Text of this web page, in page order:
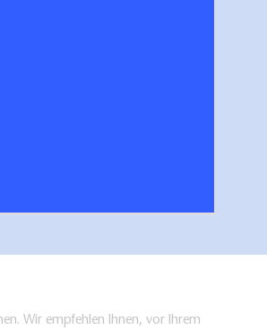
Wir empfehlen Ihnen, vor Ihrem